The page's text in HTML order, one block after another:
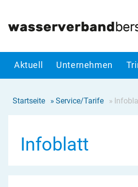
Aktuell Unternehmen
Startseite » Service/Tarife »
Infoblatt